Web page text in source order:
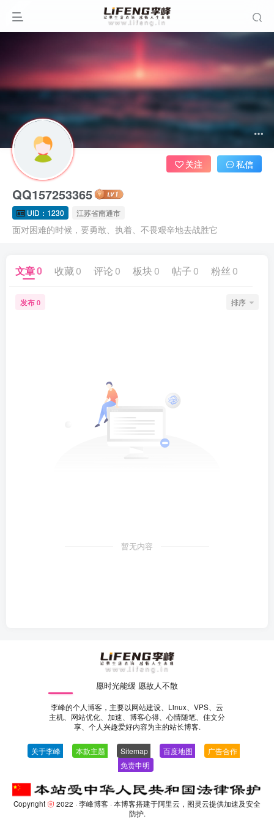
QQ157253365
UID：1230 江苏省南通市
面对困难的时候，要勇敢、执着、不畏艰辛地去战胜它
关注 私信
文章0 收藏 0 评论 0 板块 0 帖子 0 粉丝 0
发布 0 排序
暂无内容
愿时光能缓 愿故人不散
李峰的个人博客，主要以网站建设、Linux、VPS、云
主机、网站优化、加速、博客心得、心情随笔、佳文分
享、个人兴趣爱好内容为主的站长博客.
关于李峰 本款主题 Sitemap 百度地图 广告合作
免责申明
Copyright 2022 ·李峰博客· 本博客搭建于阿里云，图灵云提供加速及安全
防护.